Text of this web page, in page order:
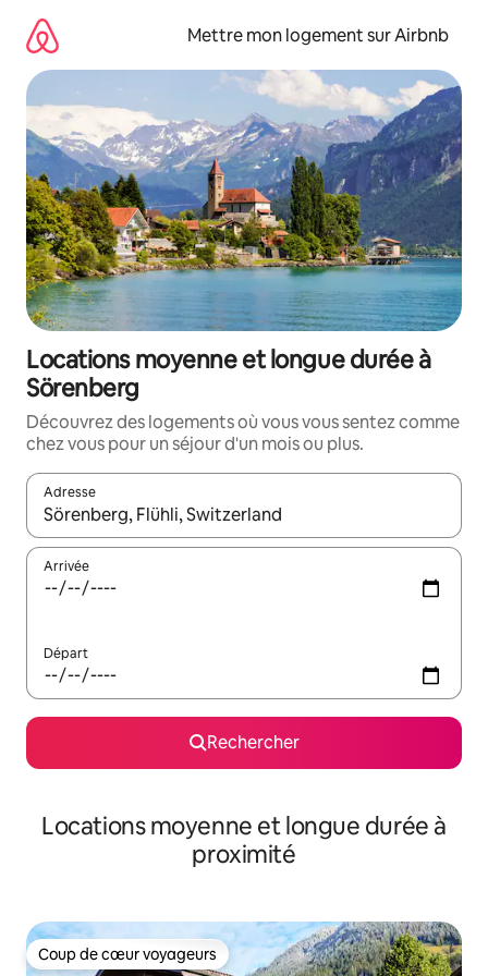
directement
contenu
Mettre mon logement sur Airbnb
Locations moyenne et longue durée à
Sörenberg
Découvrez des logements où vous vous sentez comme
chez vous pour un séjour d'un mois ou plus.
Adresse
Lorsque les résultats s'affichent, utilisez les flèches vers le
Arrivée
Départ
Rechercher
Locations moyenne et longue durée à
proximité
Coup de cœur voyageurs
Coup de cœur voyageurs